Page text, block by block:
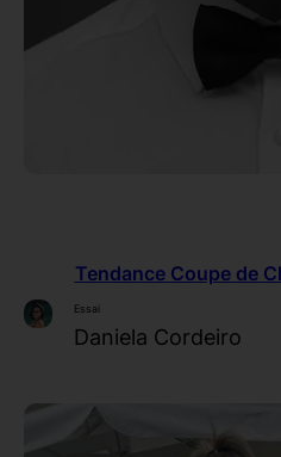
Tendance Coupe de
Essai
Daniela Cordeiro